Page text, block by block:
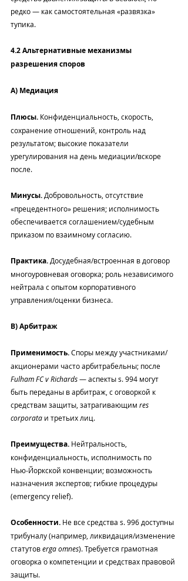
редко — как самостоятельная «развязка»
тупика.
4.2 Альтернативные механизмы
разрешения споров
A) Медиация
Плюсы. Конфиденциальность, скорость,
сохранение отношений, контроль над
результатом; высокие показатели
урегулирования на день медиации/вскоре
после.
Минусы. Добровольность, отсутствие
«прецедентного» решения; исполнимость
обеспечивается соглашением/судебным
приказом по взаимному согласию.
Практика. Досудебная/встроенная в договор
многоуровневая оговорка; роль независимого
нейтрала с опытом корпоративного
управления/оценки бизнеса.
B) Арбитраж
Применимость. Споры между участниками/
акционерами часто арбитрабельны; после
Fulham FC v Richards — аспекты s. 994 могут
быть переданы в арбитраж, с оговоркой к
средствам защиты, затрагивающим res
corporata и третьих лиц.
Преимущества. Нейтральность,
конфиденциальность, исполнимость по
Нью‑Йоркской конвенции; возможность
назначения экспертов; гибкие процедуры
(emergency relief).
Особенности. Не все средства s. 996 доступны
трибуналу (например, ликвидация/изменение
статутов erga omnes). Требуется грамотная
оговорка о компетенции и средствах правовой
защиты.